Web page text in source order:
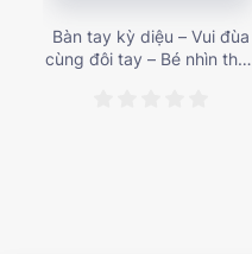
Bàn tay kỳ diệu – Vui đùa
cùng đôi tay – Bé nhìn thấy